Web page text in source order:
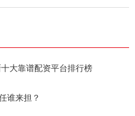
大靠谱配资平台排行榜
责任谁来担？